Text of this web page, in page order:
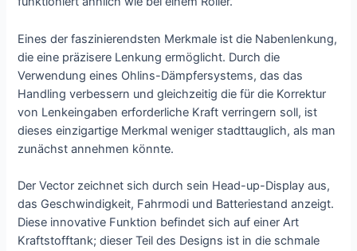
Eines der faszinierendsten Merkmale ist die Nabenlenkung,
die eine präzisere Lenkung ermöglicht. Durch die
Verwendung eines Ohlins-Dämpfersystems, das das
Handling verbessern und gleichzeitig die für die Korrektur
von Lenkeingaben erforderliche Kraft verringern soll, ist
dieses einzigartige Merkmal weniger stadttauglich, als man
zunächst annehmen könnte.
Der Vector zeichnet sich durch sein Head-up-Display aus,
das Geschwindigkeit, Fahrmodi und Batteriestand anzeigt.
Diese innovative Funktion befindet sich auf einer Art
Kraftstofftank; dieser Teil des Designs ist in die schmale